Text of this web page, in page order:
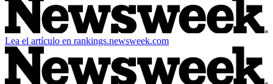
Lea el artículo en rankings.newsweek.com